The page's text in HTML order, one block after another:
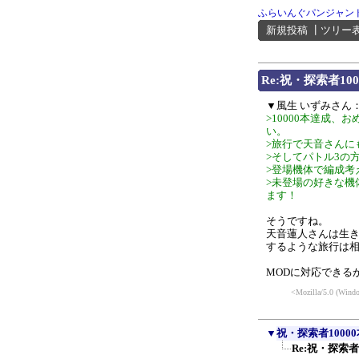
ふらいんぐパンジャ
新規投稿 ツリー
Re:祝・探索者
▼風生 いずみさん：
>10000本達成、お
い。
>旅行で天音さんに
>そしてパトル3の
>登場機体で編成考
>未登場の好きな
ます！
そうですね。
天音蓮人さんは生
するような旅行は
MODに対応できる
<Mozilla/5.0
▼ 祝・探索者10000
Re:祝・探索